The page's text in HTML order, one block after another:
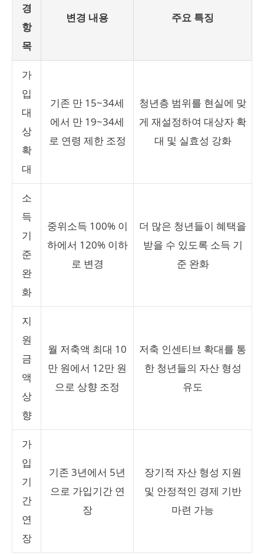
경
항
목
변경 내용 주요 특징
가
입
대
상
확
대
기존 만 15~34세
에서 만 19~34세
로 연령 제한 조정
청년층 범위를 현실에 맞
게 재설정하여 대상자 확
대 및 실효성 강화
소
득
기
준
완
화
중위소득 100% 이
하에서 120% 이하
로 변경
더 많은 청년들이 혜택을
받을 수 있도록 소득 기
준 완화
지
원
금
액
상
향
월 저축액 최대 10
만 원에서 12만 원
으로 상향 조정
저축 인센티브 확대를 통
한 청년들의 자산 형성
유도
가
입
기
간
연
장
기존 3년에서 5년
으로 가입기간 연
장
장기적 자산 형성 지원
및 안정적인 경제 기반
마련 가능